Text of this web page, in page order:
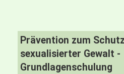
Prävention zum
sexualisierter Gewalt -
Grundlagenschulung